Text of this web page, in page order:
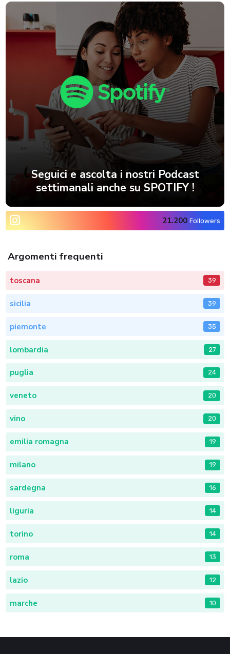
Seguici e ascolta i nostri Podcast
settimanali anche su SPOTIFY !
21.200 Followers
Argomenti frequenti
toscana 39
sicilia 39
piemonte 35
lombardia 27
puglia 24
veneto 20
vino 20
emilia romagna 19
milano 19
sardegna 16
liguria 14
torino 14
roma 13
lazio 12
marche 10